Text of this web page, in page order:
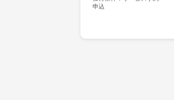
申込